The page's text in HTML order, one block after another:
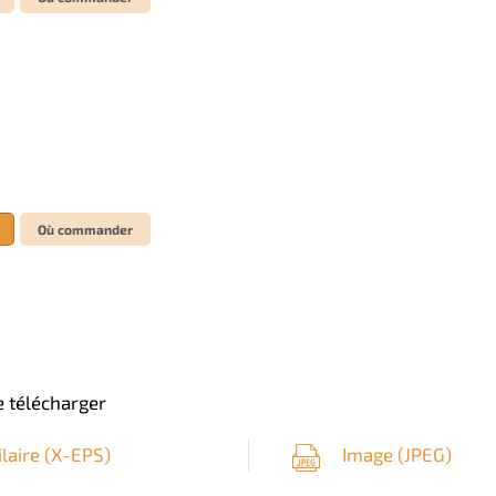
Où commander
télécharger
(X-EPS) Image (JPEG)